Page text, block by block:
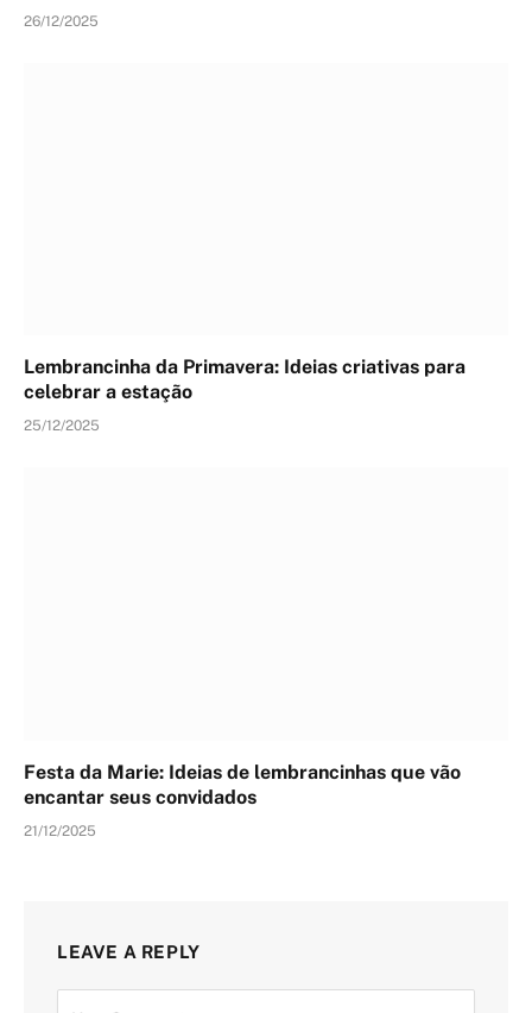
26/12/2025
Lembrancinha da Primavera: Ideias criativas para
celebrar a estação
25/12/2025
Festa da Marie: Ideias de lembrancinhas que vão
encantar seus convidados
21/12/2025
LEAVE A REPLY